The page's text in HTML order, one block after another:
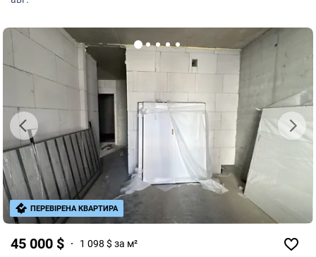
45 000 $ 1 098 $ за м²
ПЕРЕВІРЕНА КВАРТИРА